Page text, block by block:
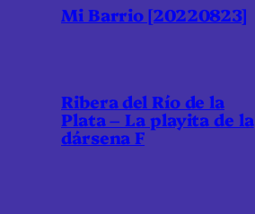
Mi Barrio [20220823]
Ribera del Río de la
Plata – La playita de la
dársena F